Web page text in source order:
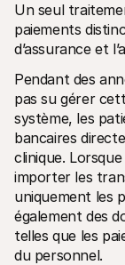
Un seul
paiements
d’assurance et
Pendant des
pas su gérer
système, les
bancaires
clinique.
importer les
uniquement les
également des
telles que les
du personnel.